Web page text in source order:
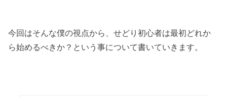
今回はそんな僕の視点から、せどり初心者は最初どれか
ら始めるべきか？という事について書いていきます。